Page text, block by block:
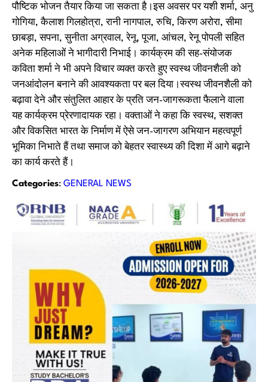
पौष्टिक भोजन तैयार किया जा सकता है।इस अवसर पर यशी शर्मा, अनु
गोगिया, कैलाश गिलहोत्रा, रानी नागपाल, रुचि, किरण अरोरा, सीमा
छाबड़ा, सपना, सुनीता अग्रवाल, रेनू, पूजा, आंचल, रेनू पोपली सहित
अनेक महिलाओं ने भागीदारी निभाई। कार्यक्रम की सह-संयोजक
कविता शर्मा ने भी अपने विचार व्यक्त करते हुए स्वस्थ जीवनशैली को
जनआंदोलन बनाने की आवश्यकता पर बल दिया।स्वस्थ जीवनशैली को
बढ़ावा देने और संतुलित आहार के प्रति जन-जागरूकता फैलाने वाला
यह कार्यक्रम प्रेरणादायक रहा। वक्ताओं ने कहा कि स्वस्थ, सशक्त
और विकसित भारत के निर्माण में ऐसे जन-जागरण अभियान महत्वपूर्ण
भूमिका निभाते हैं तथा समाज को बेहतर स्वास्थ्य की दिशा में आगे बढ़ाने
का कार्य करते हैं।
Categories: GENERAL NEWS